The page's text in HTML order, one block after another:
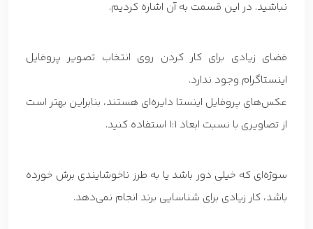
نباشید. در این قسمت به آن اشاره کردیم.
فضای زیادی برای کار کردن روی انتخاب تصویر پروفایل
اینستاگرام وجود ندارد.
عکس‌های پروفایل اینستا دایره‌ای هستند، بنابراین بهتر است
از تصاویری با نسبت ابعاد 1:1 استفاده کنید.
سوژه‌ای که خیلی دور باشد یا به طرز ناخوشایندی برش خورده
باشد، کار زیادی برای شناسایی برند انجام نمی‌دهد.